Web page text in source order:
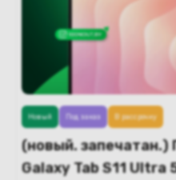
(новый.
Galaxy Tab S11 Ultra
Новый Под заказ В рассрочку